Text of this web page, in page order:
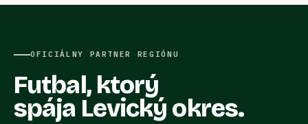
OFICIÁLNY PARTNER REGIÓNU
Futbal, ktorý
spája Levický okres.